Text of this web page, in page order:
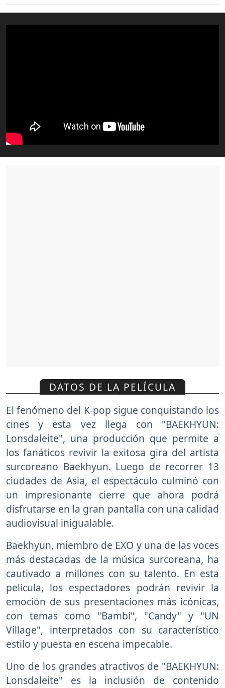
DATOS DE LA PELÍCULA
El fenómeno del K-pop sigue conquistando los
cines y esta vez llega con "BAEKHYUN:
Lonsdaleite", una producción que permite a
los fanáticos revivir la exitosa gira del artista
surcoreano Baekhyun. Luego de recorrer 13
ciudades de Asia, el espectáculo culminó con
un impresionante cierre que ahora podrá
disfrutarse en la gran pantalla con una calidad
audiovisual inigualable.
Baekhyun, miembro de EXO y una de las voces
más destacadas de la música surcoreana, ha
cautivado a millones con su talento. En esta
película, los espectadores podrán revivir la
emoción de sus presentaciones más icónicas,
con temas como "Bambi", "Candy" y "UN
Village", interpretados con su característico
estilo y puesta en escena impecable.
Uno de los grandes atractivos de "BAEKHYUN:
Lonsdaleite" es la inclusión de contenido